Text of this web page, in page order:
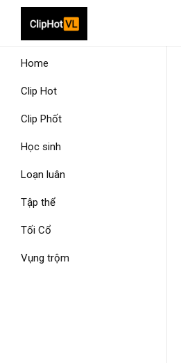
Home
Clip Hot
Clip Phốt
Học sinh
Loạn luân
Tập thể
Tối Cổ
Vụng trộm